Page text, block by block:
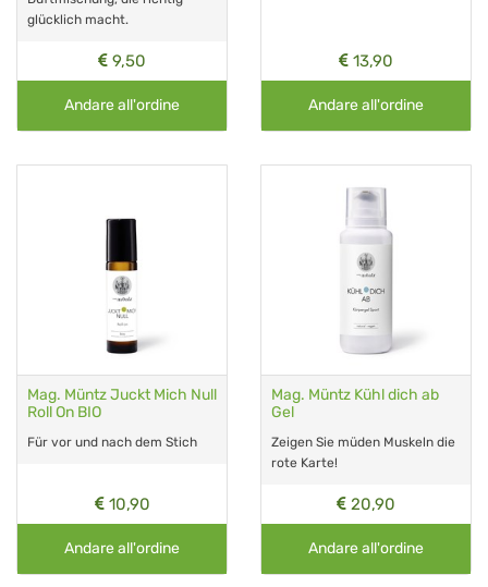
glücklich macht.
9,50
Andare all'ordine
13,90
Andare all'ordine
Mag. Müntz Juckt Mich Null
Roll On BIO
Für vor und nach dem Stich
10,90
Andare all'ordine
Mag. Müntz Kühl dich ab
Gel
Zeigen Sie müden Muskeln die
rote Karte!
20,90
Andare all'ordine